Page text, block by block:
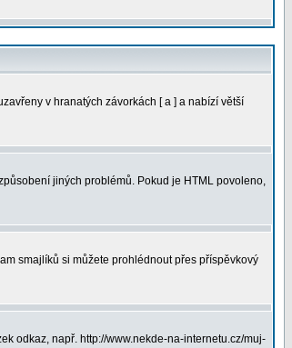
v hranatých závorkách [ a ] a nabízí větší
jiných problémů. Pokud je HTML povoleno,
smajlíků si můžete prohlédnout přes příspěvkový
odkaz, např. http://www.nekde-na-internetu.cz/muj-